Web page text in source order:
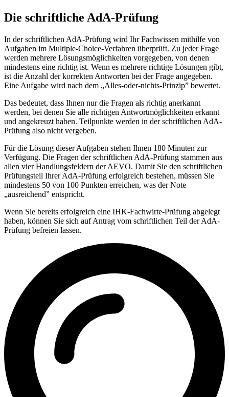
Die schriftliche AdA-Prüfung
In der schriftlichen AdA-Prüfung wird Ihr Fachwissen mithilfe von
Aufgaben im Multiple-Choice-Verfahren überprüft. Zu jeder Frage
werden mehrere Lösungsmöglichkeiten vorgegeben, von denen
mindestens eine richtig ist. Wenn es mehrere richtige Lösungen gibt,
ist die Anzahl der korrekten Antworten bei der Frage angegeben.
Eine Aufgabe wird nach dem „Alles-oder-nichts-Prinzip” bewertet.
Das bedeutet, dass Ihnen nur die Fragen als richtig anerkannt
werden, bei denen Sie alle richtigen Antwortmöglichkeiten erkannt
und angekreuzt haben. Teilpunkte werden in der schriftlichen AdA-
Prüfung also nicht vergeben.
Für die Lösung dieser Aufgaben stehen Ihnen 180 Minuten zur
Verfügung. Die Fragen der schriftlichen AdA-Prüfung stammen aus
allen vier Handlungsfeldern der AEVO. Damit Sie den schriftlichen
Prüfungsteil Ihrer AdA-Prüfung erfolgreich bestehen, müssen Sie
mindestens 50 von 100 Punkten erreichen, was der Note
„ausreichend” entspricht.
Wenn Sie bereits erfolgreich eine IHK-Fachwirte-Prüfung abgelegt
haben, können Sie sich auf Antrag vom schriftlichen Teil der AdA-
Prüfung befreien lassen.